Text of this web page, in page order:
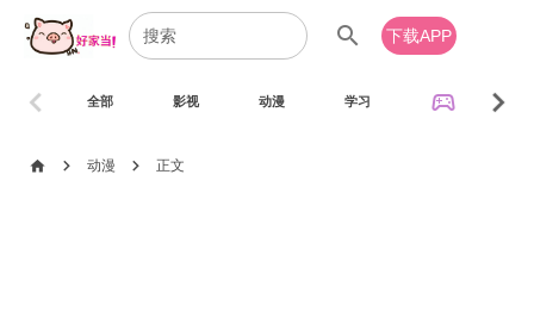
search 下载APP
全部 影视 动漫 学习 sports_esports
chevron_left chevron_right
home chevron_right 动漫 chevron_right 正文